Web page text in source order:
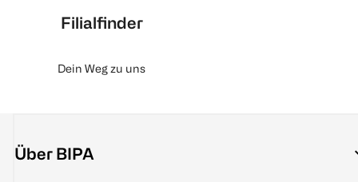
Filialfinder
Dein Weg zu uns
Über BIPA